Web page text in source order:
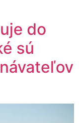
do
sú